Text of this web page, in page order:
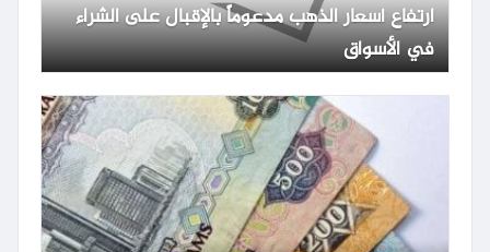
ارتفاع أسعار الذهب مدعوماً بالإقبال على الشراء
في الأسواق